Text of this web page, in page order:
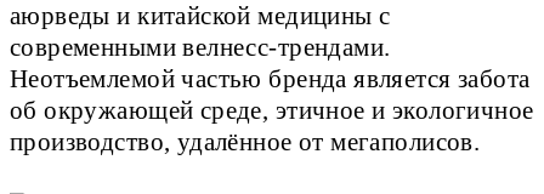
аюрведы и китайской медицины c
современными велнесс-трендами.
Неотъемлемой частью бренда является забота
об окружающей среде, этичное и экологичное
производство, удалённое от мегаполисов.